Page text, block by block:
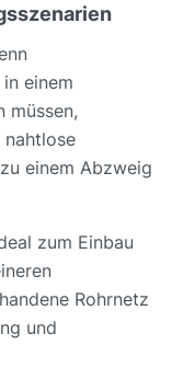
einem
müssen,
einem Abzweig
zum Einbau
Rohrnetz
und